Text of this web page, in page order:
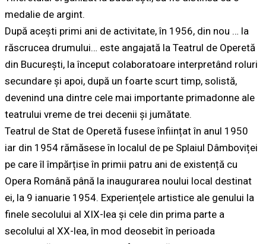
medalie de argint.
După acești primi ani de activitate, în 1956, din nou … la
răscrucea drumului… este angajată la Teatrul de Operetă
din București, la început colaboratoare interpretând roluri
secundare și apoi, după un foarte scurt timp, solistă,
devenind una dintre cele mai importante primadonne ale
teatrului vreme de trei decenii și jumătate.
Teatrul de Stat de Operetă fusese înființat în anul 1950
iar din 1954 rămăsese în localul de pe Splaiul Dâmboviței
pe care îl împărțise în primii patru ani de existență cu
Opera Română până la inaugurarea noului local destinat
ei, la 9 ianuarie 1954. Experiențele artistice ale genului la
finele secolului al XIX-lea și cele din prima parte a
secolului al XX-lea, în mod deosebit în perioada